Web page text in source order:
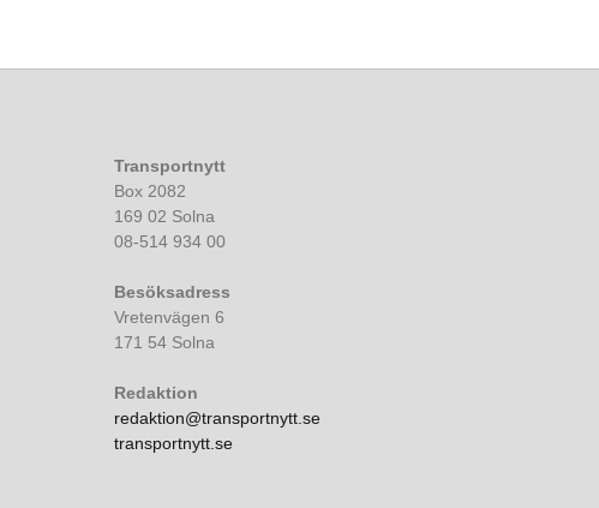
Transportnytt
Box 2082
169 02 Solna
08-514 934 00
Besöksadress
Vretenvägen 6
171 54 Solna
Redaktion
redaktion@transportnytt.se
transportnytt.se